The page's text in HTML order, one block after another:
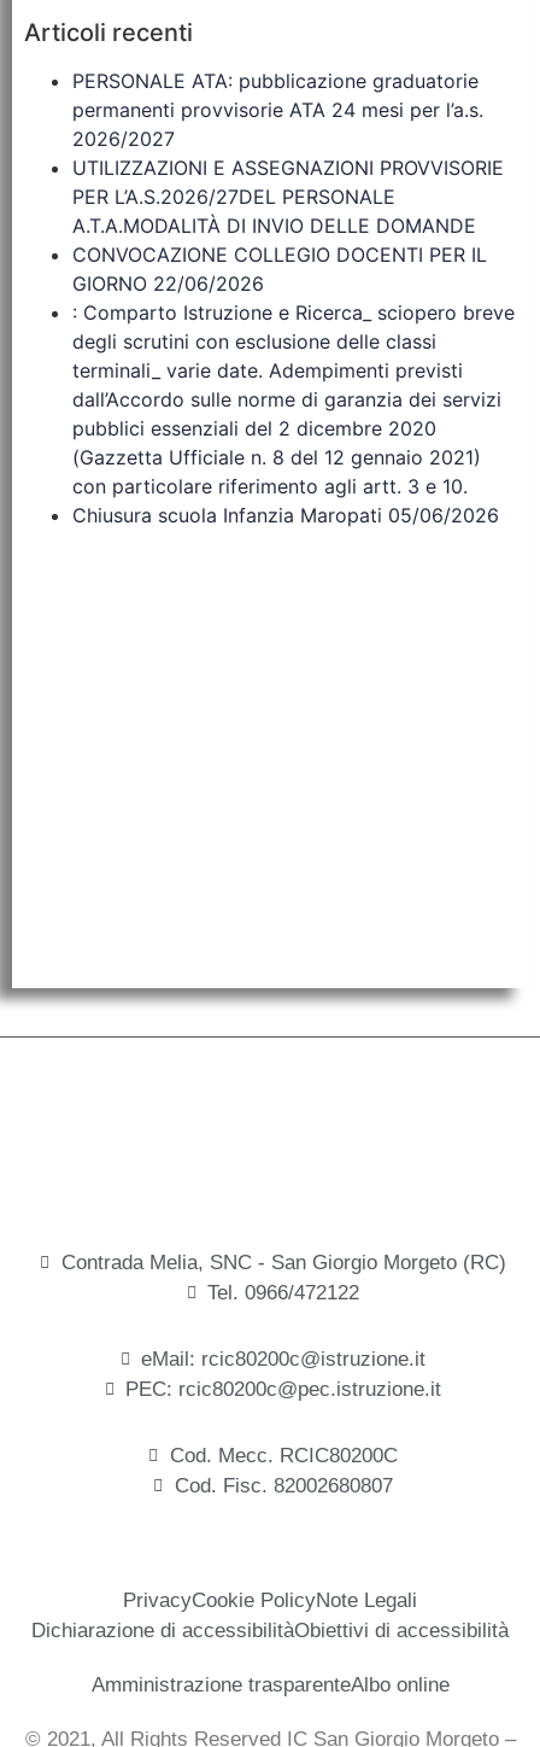
Articoli recenti
PERSONALE ATA: pubblicazione graduatorie
permanenti provvisorie ATA 24 mesi per l’a.s.
2026/2027
UTILIZZAZIONI E ASSEGNAZIONI PROVVISORIE
PER L’A.S.2026/27DEL PERSONALE
A.T.A.MODALITÀ DI INVIO DELLE DOMANDE
CONVOCAZIONE COLLEGIO DOCENTI PER IL
GIORNO 22/06/2026
: Comparto Istruzione e Ricerca_ sciopero breve
degli scrutini con esclusione delle classi
terminali_ varie date. Adempimenti previsti
dall’Accordo sulle norme di garanzia dei servizi
pubblici essenziali del 2 dicembre 2020
(Gazzetta Ufficiale n. 8 del 12 gennaio 2021)
con particolare riferimento agli artt. 3 e 10.
Chiusura scuola Infanzia Maropati 05/06/2026
Contrada Melia, SNC - San Giorgio Morgeto (RC)
Tel. 0966/472122
eMail: rcic80200c@istruzione.it
PEC: rcic80200c@pec.istruzione.it
Cod. Mecc. RCIC80200C
Cod. Fisc. 82002680807
PrivacyCookie PolicyNote Legali
Dichiarazione di accessibilitàObiettivi di accessibilità
Amministrazione trasparenteAlbo online
© 2021, All Rights Reserved IC San Giorgio Morgeto –